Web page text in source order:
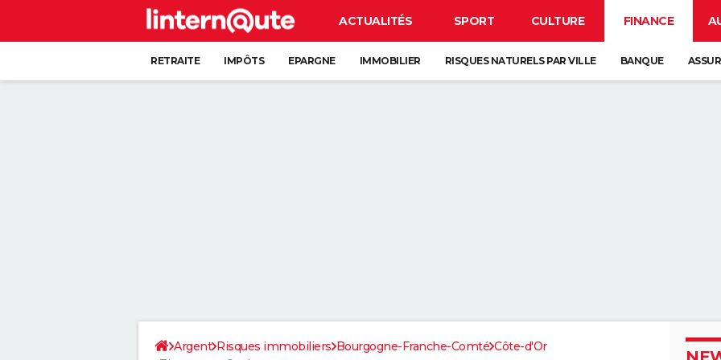
ACTUALITÉS SPORT CULTURE FINANCE
RETRAITE IMPÔTS EPARGNE IMMOBILIER RISQUES NATURELS PAR VILLE BANQUE
Argent Risques immobiliers Bourgogne-Franche-Comté Côte-d'Or